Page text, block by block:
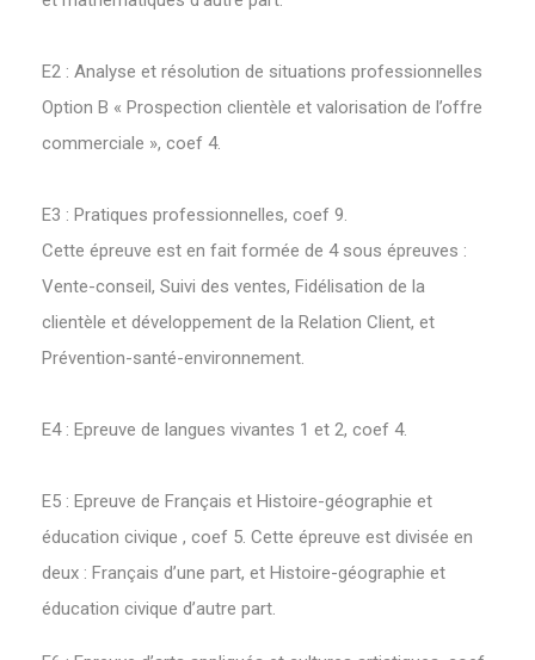
E2 : Analyse et résolution de situations professionnelles
Option B « Prospection clientèle et valorisation de l’offre
commerciale », coef 4.
E3 : Pratiques professionnelles, coef 9.
Cette épreuve est en fait formée de 4 sous épreuves :
Vente-conseil, Suivi des ventes, Fidélisation de la
clientèle et développement de la Relation Client, et
Prévention-santé-environnement.
E4 : Epreuve de langues vivantes 1 et 2, coef 4.
E5 : Epreuve de Français et Histoire-géographie et
éducation civique , coef 5. Cette épreuve est divisée en
deux : Français d’une part, et Histoire-géographie et
éducation civique d’autre part.